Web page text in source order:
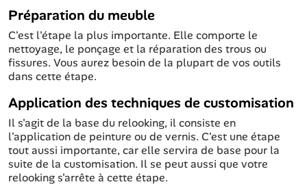
Préparation du meuble
C'est l'étape la plus importante. Elle comporte le
nettoyage, le ponçage et la réparation des trous ou
fissures. Vous aurez besoin de la plupart de vos outils
dans cette étape.
Application des techniques de customisation
Il s'agit de la base du relooking, il consiste en
l'application de peinture ou de vernis. C'est une étape
tout aussi importante, car elle servira de base pour la
suite de la customisation. Il se peut aussi que votre
relooking s'arrête à cette étape.